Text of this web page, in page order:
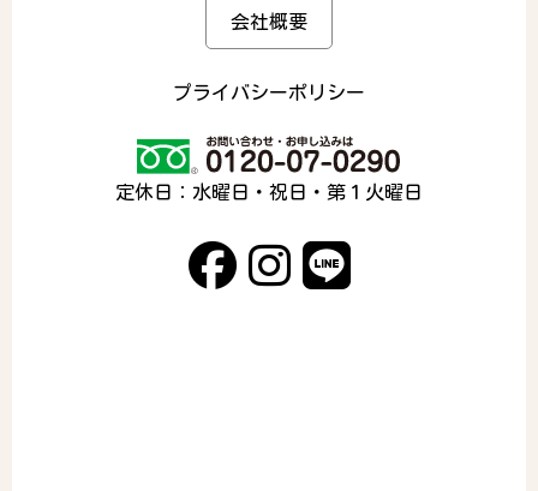
会社概要
プライバシーポリシー
定休日：水曜日・祝日・第１火曜日